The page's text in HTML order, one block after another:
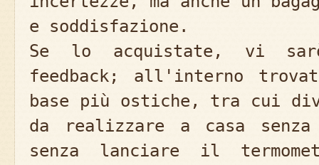
e soddisfazione.
Se lo acquistate, vi
feedback; all'interno
base più ostiche, tra cui
da realizzare a casa
senza lanciare il